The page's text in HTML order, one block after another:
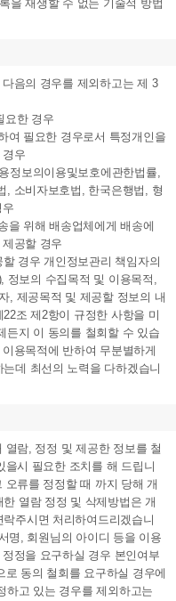
을 재생할 수 없는 기술적 방법
음의 경우를 제외하고는 제 3
요한 경우
여 필요한 경우로서 특정개인을
우
정보의이용및보호에관한법률,
, 소비자보호법, 한국은행법, 형
을 위해 배송업체에게 배송에
공할 경우
경우 개인정보관리 책임자의
정보의 수집목적 및 이용목적,
, 제공목적 및 제공할 정보의 내
조 제2항이 규정한 사항을 미
든지 이 동의를 철회할 수 있습
용목적에 반하여 무분별하게
데 최선의 노력을 다하겠습니
열람, 정정 및 제공한 정보를 철
시 필요한 조치를 해 드립니
류를 정정할 때 까지 당해 개
열람 정정 및 삭제방법은 개
주시면 처리하여드리겠습니
명, 회원님의 아이디 등을 이용
정을 요구하실 경우 본인여부
동의 철회를 요구하실 경우에
하고 있는 경우를 제외하고는